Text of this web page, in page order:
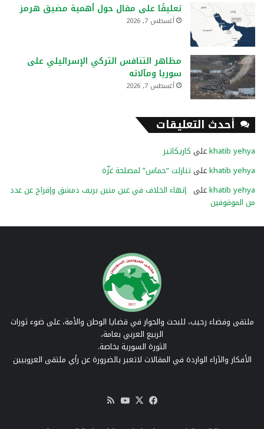
تعليقًا على مقال حول أهمية مضيق هرمز
أغسطس 7, 2026
مظاهر التنافس التركي الإسرائيلي على
سوريا ومآلاته
أغسطس 7, 2026
أحدث التعليقات
khatib yehyaعلى كاريكاتير
khatib yehyaعلى تنازلت “حماس” لمصلحة غزّة
khatib yehyaعلى إنهاء الخلاف في عين منين بريف دمشق وإفراج عن عدد
من الموقوفين
ملتقى وفضاء رحيب، للبحث والحوار في قضايا الوطن والأمة، على ضوء ثورات
الربيع العربي بعامة،
الثورة السورية بخاصة.
الأفكار والآراء الواردة في المقالات لاتعبر بالضرورة عن رأي ملتقى العروبيين
فيسبوك
‫X
‫YouTube